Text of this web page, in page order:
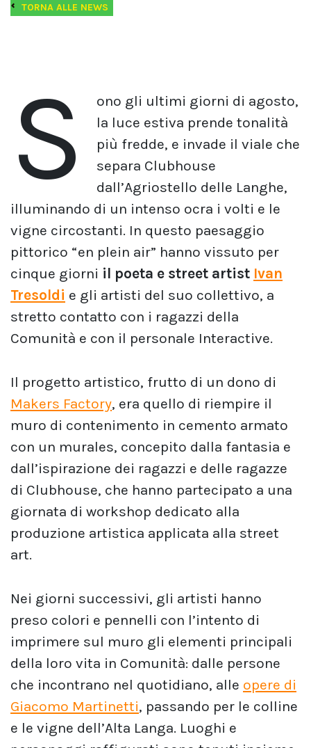
TORNA ALLE NEWS
S
ono gli ultimi giorni di agosto,
la luce estiva prende tonalità
più fredde, e invade il viale che
separa Clubhouse
dall’Agriostello delle Langhe,
illuminando di un intenso ocra i volti e le
vigne circostanti. In questo paesaggio
pittorico “en plein air” hanno vissuto per
cinque giorni il poeta e street artist Ivan
Tresoldi e gli artisti del suo collettivo, a
stretto contatto con i ragazzi della
Comunità e con il personale Interactive.
Il progetto artistico, frutto di un dono di
Makers Factory, era quello di riempire il
muro di contenimento in cemento armato
con un murales, concepito dalla fantasia e
dall’ispirazione dei ragazzi e delle ragazze
di Clubhouse, che hanno partecipato a una
giornata di workshop dedicato alla
produzione artistica applicata alla street
art.
Nei giorni successivi, gli artisti hanno
preso colori e pennelli con l’intento di
imprimere sul muro gli elementi principali
della loro vita in Comunità: dalle persone
che incontrano nel quotidiano, alle opere di
Giacomo Martinetti, passando per le colline
e le vigne dell’Alta Langa. Luoghi e